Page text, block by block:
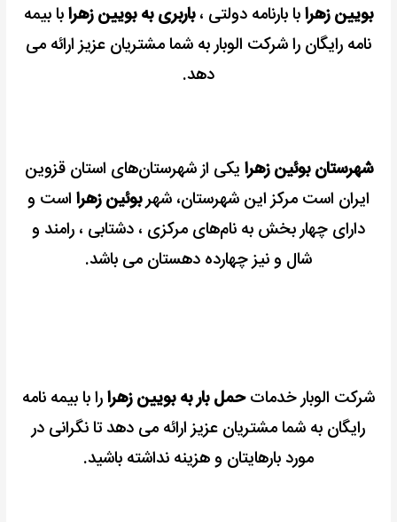
بویین زهرابا بارنامه دولتی ،باربری به بویین زهرابا بیمه
نامه رایگان را شرکت الوبار به شما مشتریان عزیز ارائه می
دهد.
شهرستان بوئین‌ زهرا یکی از شهرستان‌های استان قزوین
ایران است مرکز این شهرستان، شهربوئین‌ زهرا است و
دارای چهار بخش به نام‌های مرکزی ، دشتابی ، رامند و
شال و نیز چهارده دهستان می باشد.
شرکت الوبار خدماتحمل بار به بویین زهرارا با بیمه نامه
رایگان به شما مشتریان عزیز ارائه می دهد تا نگرانی در
مورد بارهایتان و هزینه نداشته باشید.